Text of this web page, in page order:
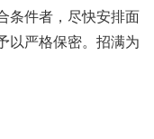
条件者，尽快安排面
以严格保密。招满为